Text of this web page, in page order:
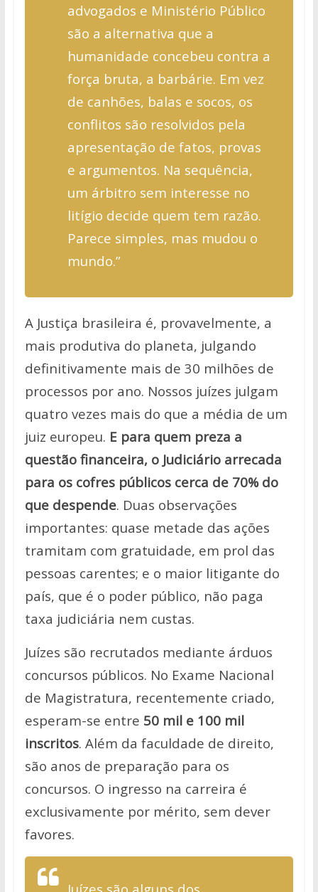
advogados e Ministério Público
são a alternativa que a
humanidade concebeu contra a
força bruta, a barbárie. Em vez
de canhões, balas e socos, os
conflitos são resolvidos pela
apresentação de fatos, provas
e argumentos. Na sequência,
um árbitro sem interesse no
litígio decide quem tem razão.
Parece simples, mas mudou o
mundo.”
A Justiça brasileira é, provavelmente, a
mais produtiva do planeta, julgando
definitivamente mais de 30 milhões de
processos por ano. Nossos juízes julgam
quatro vezes mais do que a média de um
juiz europeu. E para quem preza a
questão financeira, o Judiciário arrecada
para os cofres públicos cerca de 70% do
que despende. Duas observações
importantes: quase metade das ações
tramitam com gratuidade, em prol das
pessoas carentes; e o maior litigante do
país, que é o poder público, não paga
taxa judiciária nem custas.
Juízes são recrutados mediante árduos
concursos públicos. No Exame Nacional
de Magistratura, recentemente criado,
esperam-se entre 50 mil e 100 mil
inscritos. Além da faculdade de direito,
são anos de preparação para os
concursos. O ingresso na carreira é
exclusivamente por mérito, sem dever
favores.